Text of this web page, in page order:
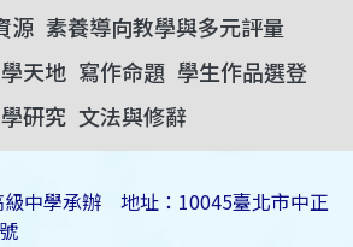
源 素養導向教學與多元評量
天地 寫作命題 學生作品選登
研究 文法與修辭
級中學承辦 地址：10045臺北市中正